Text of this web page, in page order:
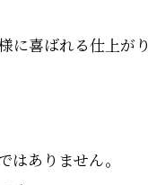
に喜ばれる仕上がり
はありません。